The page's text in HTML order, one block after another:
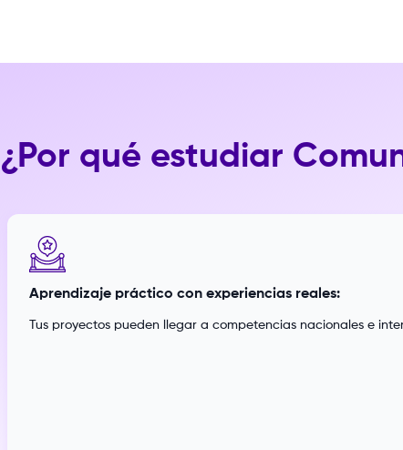
¿Por qué estudiar
Aprendizaje práctico con experiencias reales:
Tus proyectos pueden llegar a competencias nacionales e